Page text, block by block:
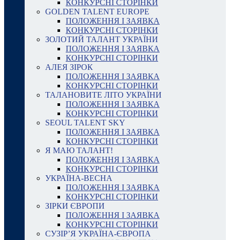
КОНКУРСНІ СТОРІНКИ
GOLDEN TALENT EUROPE
ПОЛОЖЕННЯ І ЗАЯВКА
КОНКУРСНІ СТОРІНКИ
ЗОЛОТИЙ ТАЛАНТ УКРАЇНИ
ПОЛОЖЕННЯ І ЗАЯВКА
КОНКУРСНІ СТОРІНКИ
АЛЕЯ ЗІРОК
ПОЛОЖЕННЯ І ЗАЯВКА
КОНКУРСНІ СТОРІНКИ
ТАЛАНОВИТЕ ЛІТО УКРАЇНИ
ПОЛОЖЕННЯ І ЗАЯВКА
КОНКУРСНІ СТОРІНКИ
SEOUL TALENT SKY
ПОЛОЖЕННЯ І ЗАЯВКА
КОНКУРСНІ СТОРІНКИ
Я МАЮ ТАЛАНТ!
ПОЛОЖЕННЯ І ЗАЯВКА
КОНКУРСНІ СТОРІНКИ
УКРАЇНА-ВЕСНА
ПОЛОЖЕННЯ І ЗАЯВКА
КОНКУРСНІ СТОРІНКИ
ЗІРКИ ЄВРОПИ
ПОЛОЖЕННЯ І ЗАЯВКА
КОНКУРСНІ СТОРІНКИ
СУЗІР’Я УКРАЇНА-ЄВРОПА